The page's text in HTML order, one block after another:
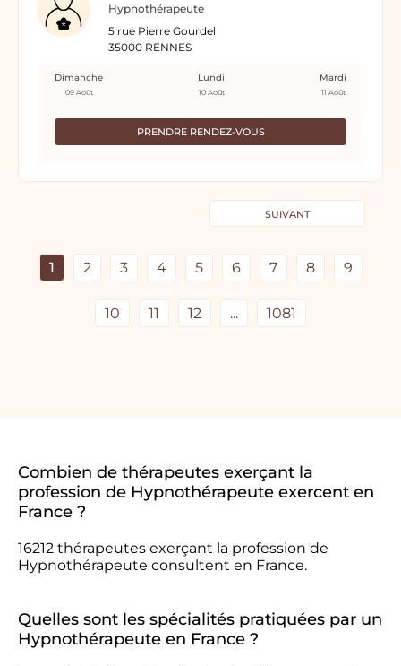
Hypnothérapeute
5 rue Pierre Gourdel
35000 RENNES
PRENDRE RENDEZ-VOUS
Dimanche
09 Août
Lundi
10 Août
Mardi
11 Août
SUIVANT
1 2 3 4 5 6 7 8 9
10 11 12 ... 1081
Combien de thérapeutes exerçant la
profession de Hypnothérapeute exercent en
France ?
16212 thérapeutes exerçant la profession de
Hypnothérapeute consultent en France.
Quelles sont les spécialités pratiquées par un
Hypnothérapeute en France ?